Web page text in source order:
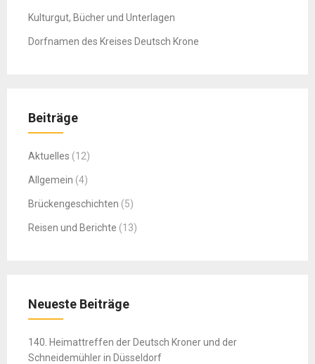
Kulturgut, Bücher und Unterlagen
Dorfnamen des Kreises Deutsch Krone
Beiträge
Aktuelles (12)
Allgemein (4)
Brückengeschichten (5)
Reisen und Berichte (13)
Neueste Beiträge
140. Heimattreffen der Deutsch Kroner und der
Schneidemühler in Düsseldorf